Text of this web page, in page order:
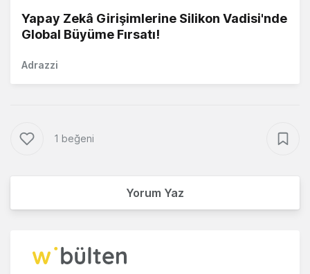
Yapay Zekâ Girişimlerine Silikon Vadisi'nde
Global Büyüme Fırsatı!
Adrazzi
1 beğeni
Yorum Yaz